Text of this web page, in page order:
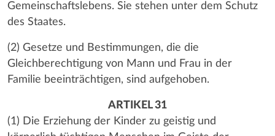
Gemeinschaftslebens. Sie stehen unter dem Schutz
des Staates.
(2) Gesetze und Bestimmungen, die die
Gleichberechtigung von Mann und Frau in der
Familie beeinträchtigen, sind aufgehoben.
ARTIKEL 31
(1) Die Erziehung der Kinder zu geistig und